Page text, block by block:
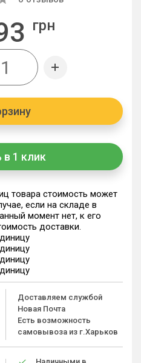
грн
в 1 клик
товара стоимость может
если на складе в
момент нет, к его
доставки.
Доставляем службой
Новая Почта
Есть возможность
самовывоза из г.Харьков